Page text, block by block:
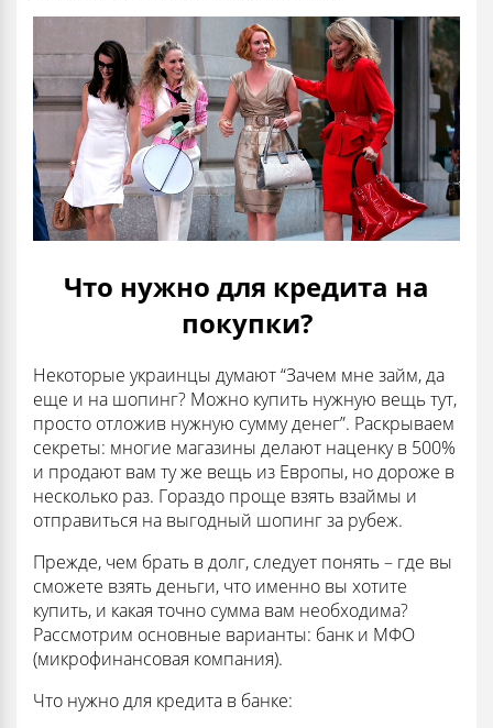
Что нужно для кредита на
покупки?
Некоторые украинцы думают “Зачем мне займ, да
еще и на шопинг? Можно купить нужную вещь тут,
просто отложив нужную сумму денег”. Раскрываем
секреты: многие магазины делают наценку в 500%
и продают вам ту же вещь из Европы, но дороже в
несколько раз. Гораздо проще взять взаймы и
отправиться на выгодный шопинг за рубеж.
Прежде, чем брать в долг, следует понять – где вы
сможете взять деньги, что именно вы хотите
купить, и какая точно сумма вам необходима?
Рассмотрим основные варианты: банк и МФО
(микрофинансовая компания).
Что нужно для кредита в банке: